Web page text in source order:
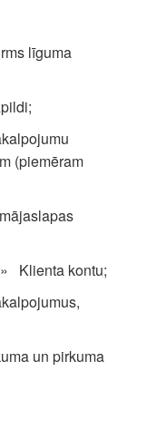
līguma
(piemēram
kontu;
un pirkuma